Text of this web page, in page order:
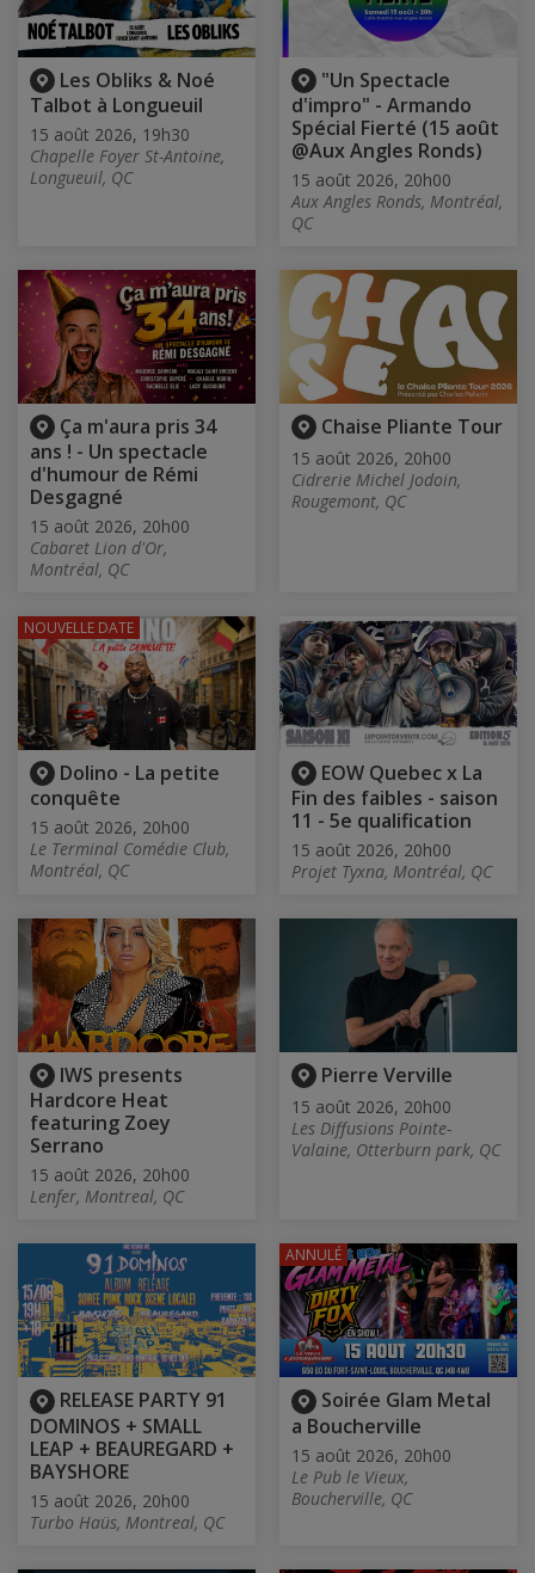
Les Obliks & Noé
Talbot à Longueuil
15 août 2026, 19h30
Chapelle Foyer St-Antoine,
Longueuil, QC
"Un Spectacle
d'impro" - Armando
Spécial Fierté (15 août
@Aux Angles Ronds)
15 août 2026, 20h00
Aux Angles Ronds, Montréal,
QC
Ça m'aura pris 34
ans ! - Un spectacle
d'humour de Rémi
Desgagné
15 août 2026, 20h00
Cabaret Lion d'Or,
Montréal, QC
Chaise Pliante Tour
15 août 2026, 20h00
Cidrerie Michel Jodoin,
Rougemont, QC
Dolino - La petite
conquête
15 août 2026, 20h00
Le Terminal Comédie Club,
Montréal, QC
NOUVELLE DATE
EOW Quebec x La
Fin des faibles - saison
11 - 5e qualification
15 août 2026, 20h00
Projet Tyxna, Montréal, QC
IWS presents
Hardcore Heat
featuring Zoey
Serrano
15 août 2026, 20h00
Lenfer, Montreal, QC
Pierre Verville
15 août 2026, 20h00
Les Diffusions Pointe-
Valaine, Otterburn park, QC
RELEASE PARTY 91
DOMINOS + SMALL
LEAP + BEAUREGARD +
BAYSHORE
15 août 2026, 20h00
Turbo Haüs, Montreal, QC
Soirée Glam Metal
a Boucherville
15 août 2026, 20h00
Le Pub le Vieux,
Boucherville, QC
ANNULÉ